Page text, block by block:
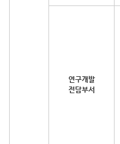
연구개발
전담부서